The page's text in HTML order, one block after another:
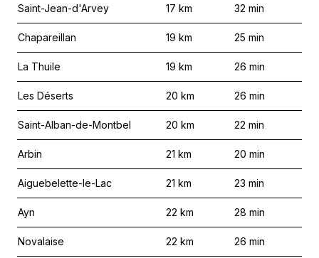
Saint-Jean-d'Arvey 17 km 32 min
Chapareillan 19 km 25 min
La Thuile 19 km 26 min
Les Déserts 20 km 26 min
Saint-Alban-de-Montbel 20 km 22 min
Arbin 21 km 20 min
Aiguebelette-le-Lac 21 km 23 min
Ayn 22 km 28 min
Novalaise 22 km 26 min